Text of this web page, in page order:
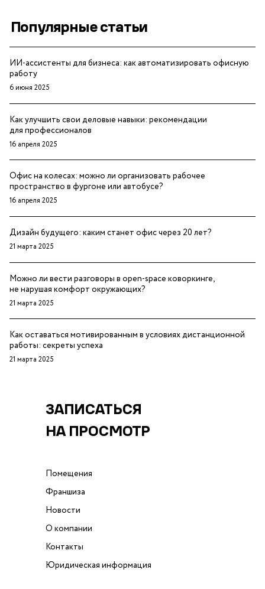
Популярные статьи
ИИ-ассистенты для бизнеса: как автоматизировать офисную
работу
6 июня 2025
Как улучшить свои деловые навыки: рекомендации
для профессионалов
16 апреля 2025
Офис на колесах: можно ли организовать рабочее
пространство в фургоне или автобусе?
16 апреля 2025
Дизайн будущего: каким станет офис через 20 лет?
21 марта 2025
Можно ли вести разговоры в open-space коворкинге,
не нарушая комфорт окружающих?
21 марта 2025
Как оставаться мотивированным в условиях дистанционной
работы: секреты успеха
21 марта 2025
ЗАПИСАТЬСЯ
НА ПРОСМОТР
Помещения
Франшиза
Новости
О компании
Контакты
Юридическая информация